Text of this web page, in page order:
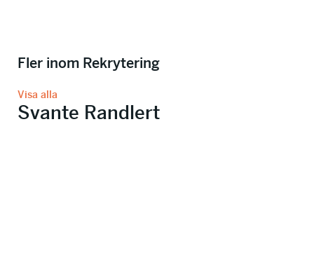
Fler inom Rekrytering
Visa alla
Svante Randlert